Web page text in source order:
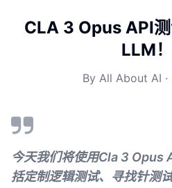
CLA 3 Opus API
LLM！
By All About AI ·
今天我们将使用Cla 3 Opus
括定制逻辑测试、寻找针测